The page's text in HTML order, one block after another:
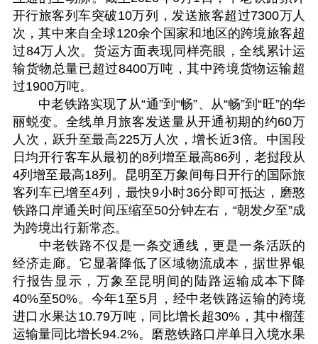
开行旅客列车突破10万列，发送旅客超过7300万人
次，其中来自全球120余个国家和地区的跨境旅客超
过84万人次。货运方面表现同样亮眼，全线累计运
输货物总量已超过8400万吨，其中跨境货物运输超
过1900万吨。
中老铁路实现了从“通”到“畅”、从“畅”到“旺”的华
丽蜕变。全线单月旅客发送量从开通初期的约60万
人次，跃升至最高225万人次，增长近3倍。中国段
日均开行客车从最初的8列增至最高86列，老挝段从
4列增至最高18列。昆明至万象间每日开行的国际旅
客列车已增至4列，最快9小时36分即可抵达，磨憨
铁路口岸通关时间压缩至50分钟左右，“朝发夕至”成
为跨境出行新常态。
中老铁路不仅是一条交通线，更是一条活跃的
经济走廊。它显著降低了区域物流成本，据世界银
行报告显示，万象至昆明间的陆路运输成本下降
40%至50%。今年1至5月，经中老铁路运输的跨境
进口水果达10.79万吨，同比增长超30%，其中榴莲
运输量同比增长94.2%。磨憨铁路口岸单日入境水果